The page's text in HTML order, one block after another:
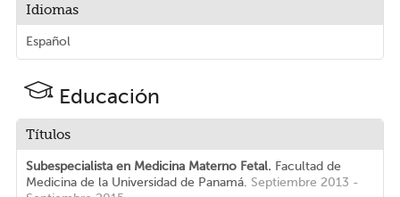
Idiomas
Español
Educación
Títulos
Subespecialista en Medicina Materno Fetal. Facultad de
Medicina de la Universidad de Panamá. Septiembre 2013 -